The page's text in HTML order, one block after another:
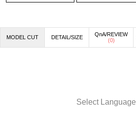
MODEL CUT DETAIL/SIZE
QnA/REVIEW
(0)
Select Language